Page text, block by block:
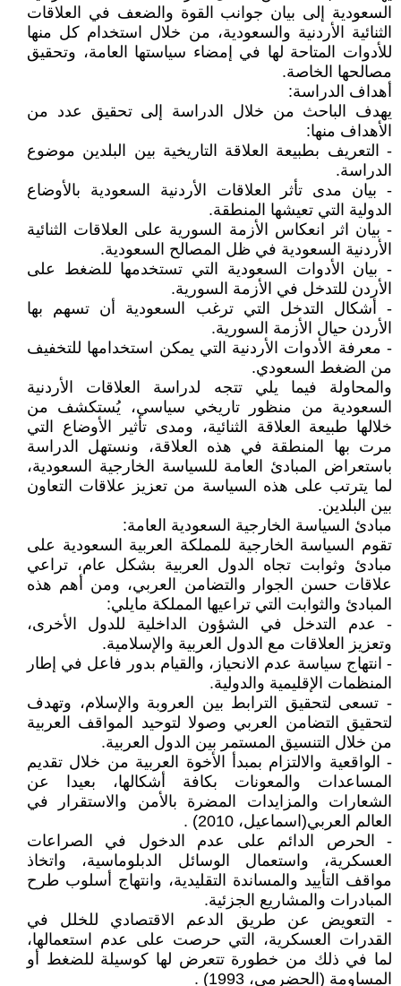
السعودية إلى بيان جوانب القوة والضعف في العلاقات
الثنائية الأردنية والسعودية، من خلال استخدام كل منها
للأدوات المتاحة لها في إمضاء سياستها العامة، وتحقيق
مصالحها الخاصة.
أهداف الدراسة:
يهدف الباحث من خلال الدراسة إلى تحقيق عدد من
الأهداف منها:
- التعريف بطبيعة العلاقة التاريخية بين البلدين موضوع
الدراسة.
- بيان مدى تأثر العلاقات الأردنية السعودية بالأوضاع
الدولية التي تعيشها المنطقة.
- بيان اثر انعكاس الأزمة السورية على العلاقات الثنائية
الأردنية السعودية في ظل المصالح السعودية.
- بيان الأدوات السعودية التي تستخدمها للضغط على
الأردن للتدخل في الأزمة السورية.
- أشكال التدخل التي ترغب السعودية أن تسهم بها
الأردن حيال الأزمة السورية.
- معرفة الأدوات الأردنية التي يمكن استخدامها للتخفيف
من الضغط السعودي.
والمحاولة فيما يلي تتجه لدراسة العلاقات الأردنية
السعودية من منظور تاريخي سياسي، يُستكشف من
خلالها طبيعة العلاقة الثنائية، ومدى تأثير الأوضاع التي
مرت بها المنطقة في هذه العلاقة، ونستهل الدراسة
باستعراض المبادئ العامة للسياسة الخارجية السعودية،
لما يترتب على هذه السياسة من تعزيز علاقات التعاون
بين البلدين.
مبادئ السياسة الخارجية السعودية العامة:
تقوم السياسة الخارجية للمملكة العربية السعودية على
مبادئ وثوابت تجاه الدول العربية بشكل عام، تراعي
علاقات حسن الجوار والتضامن العربي، ومن أهم هذه
المبادئ والثوابت التي تراعيها المملكة مايلي:
- عدم التدخل في الشؤون الداخلية للدول الأخرى،
وتعزيز العلاقات مع الدول العربية والإسلامية.
- انتهاج سياسة عدم الانحياز، والقيام بدور فاعل في إطار
المنظمات الإقليمية والدولية.
- تسعى لتحقيق الترابط بين العروبة والإسلام، وتهدف
لتحقيق التضامن العربي وصولا لتوحيد المواقف العربية
من خلال التنسيق المستمر بين الدول العربية.
- الواقعية والالتزام بمبدأ الأخوة العربية من خلال تقديم
المساعدات والمعونات بكافة أشكالها، بعيدا عن
الشعارات والمزايدات المضرة بالأمن والاستقرار في
العالم العربي(اسماعيل، 2010) .
- الحرص الدائم على عدم الدخول في الصراعات
العسكرية، واستعمال الوسائل الدبلوماسية، واتخاذ
مواقف التأييد والمساندة التقليدية، وانتهاج أسلوب طرح
المبادرات والمشاريع الجزئية.
- التعويض عن طريق الدعم الاقتصادي للخلل في
القدرات العسكرية، التي حرصت على عدم استعمالها،
لما في ذلك من خطورة تتعرض لها كوسيلة للضغط أو
المساومة (الحضرمي، 1993) .